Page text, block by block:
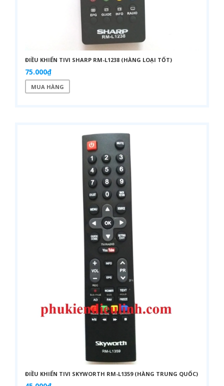
ĐIỀU KHIỂN TIVI SHARP RM-L1238 (HÀNG LOẠI TỐT)
75.000₫
MUA HÀNG
ĐIỀU KHIỂN TIVI SKYWORTH RM-L1359 (HÀNG TRUNG QUỐC)